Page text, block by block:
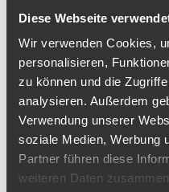
Diese Webseite
Wir verwenden Cookies,
personalisieren,
zu können und die
analysieren. Außerdem
Verwendung unserer
soziale Medien, Werbung
Partner führen diese
weiteren Daten
Tageskurs09.08.2026
Ankaufspreis pro g in
Feingoldes, welche einen
aufweisen und deshalb als
werden können:
Goldmünzen Panama